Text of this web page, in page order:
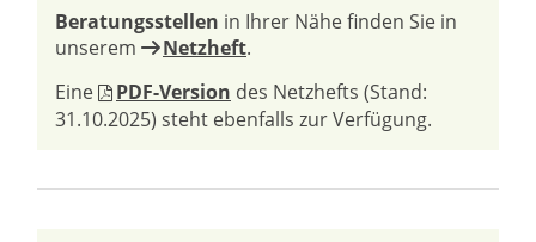
Beratungsstellen in Ihrer Nähe finden Sie in
unserem
Netzheft.
Eine
PDF-Version des Netzhefts (Stand:
31.10.2025) steht ebenfalls zur Verfügung.